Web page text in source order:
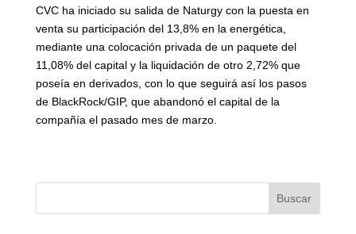
CVC ha iniciado su salida de Naturgy con la puesta en
venta su participación del 13,8% en la energética,
mediante una colocación privada de un paquete del
11,08% del capital y la liquidación de otro 2,72% que
poseía en derivados, con lo que seguirá así los pasos
de BlackRock/GIP, que abandonó el capital de la
compañía el pasado mes de marzo.
Buscar